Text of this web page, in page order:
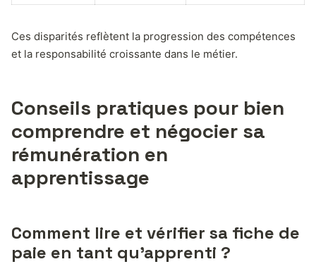
Ces disparités reflètent la progression des compétences
et la responsabilité croissante dans le métier.
Conseils pratiques pour bien
comprendre et négocier sa
rémunération en
apprentissage
Comment lire et vérifier sa fiche de
paie en tant qu’apprenti ?